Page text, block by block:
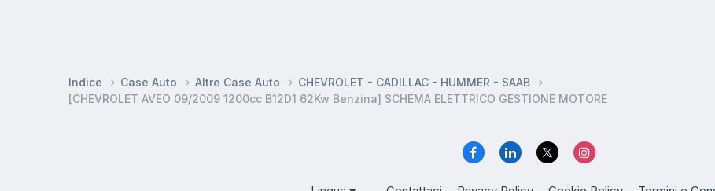
Indice Case Auto Altre Case Auto
CHEVROLET - CADILLAC - HUMMER - SAAB
[CHEVROLET AVEO 09/2009 1200cc B12D1 62Kw Benzina] SCHEMA ELETTRICO GESTIONE MOTORE